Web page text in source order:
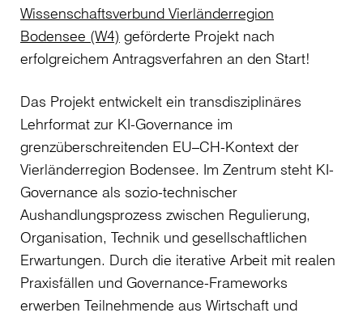
Wissenschaftsverbund Vierländerregion
Bodensee (W4) geförderte Projekt nach
erfolgreichem Antragsverfahren an den Start!
Das Projekt entwickelt ein transdisziplinäres
Lehrformat zur KI-Governance im
grenzüberschreitenden EU–CH-Kontext der
Vierländerregion Bodensee. Im Zentrum steht KI-
Governance als sozio-technischer
Aushandlungsprozess zwischen Regulierung,
Organisation, Technik und gesellschaftlichen
Erwartungen. Durch die iterative Arbeit mit realen
Praxisfällen und Governance-Frameworks
erwerben Teilnehmende aus Wirtschaft und